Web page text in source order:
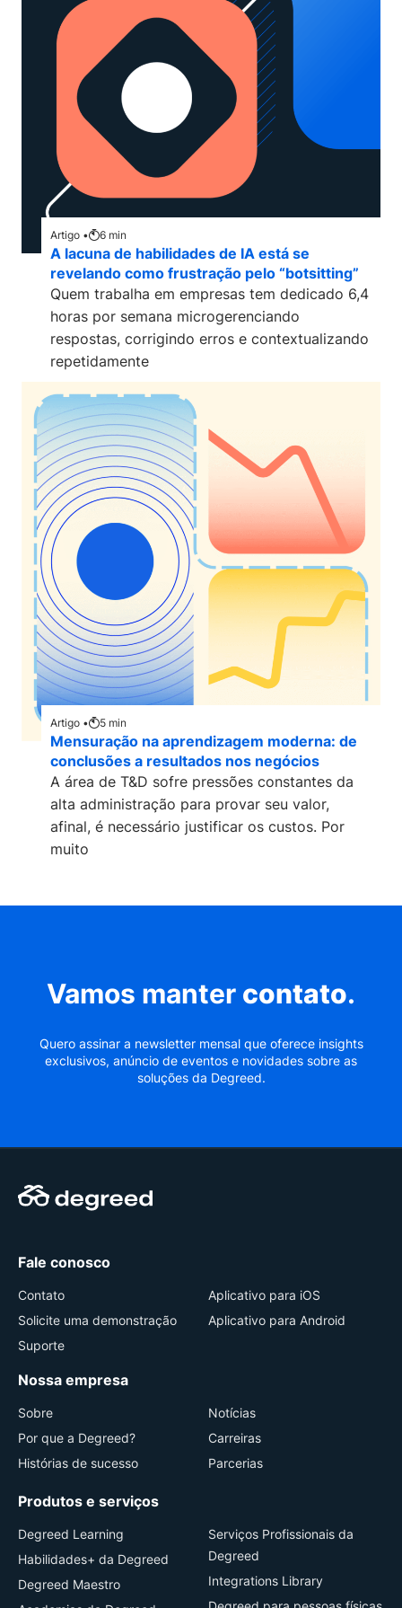
Artigo • 6 min
A lacuna de habilidades de IA está se
revelando como frustração pelo “botsitting”
Quem trabalha em empresas tem dedicado 6,4
horas por semana microgerenciando
respostas, corrigindo erros e contextualizando
repetidamente
Artigo • 5 min
Mensuração na aprendizagem moderna: de
conclusões a resultados nos negócios
A área de T&D sofre pressões constantes da
alta administração para provar seu valor,
afinal, é necessário justificar os custos. Por
muito
Vamos manter contato.
Quero assinar a newsletter mensal que oferece insights
exclusivos, anúncio de eventos e novidades sobre as
soluções da Degreed.
Fale conosco
Contato
Solicite uma demonstração
Suporte
Aplicativo para iOS
Aplicativo para Android
Nossa empresa
Sobre
Por que a Degreed?
Histórias de sucesso
Notícias
Carreiras
Parcerias
Produtos e serviços
Degreed Learning
Habilidades+ da Degreed
Degreed Maestro
Serviços Profissionais da
Degreed
Integrations Library